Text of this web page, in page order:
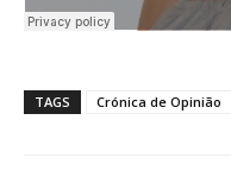
TAGS Crónica de Opinião